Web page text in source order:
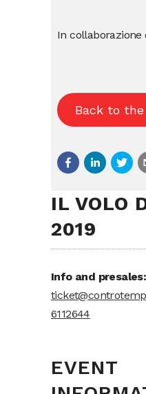
In collaborazione
Back to
IL VOLO
2019
Info and presales:
6112644
EVENT